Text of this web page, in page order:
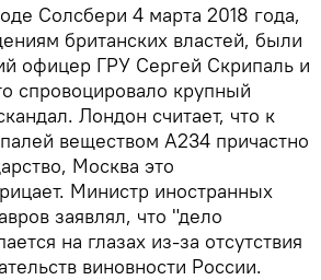
Солсбери 4 марта 2018 года,
британских властей, были
офицер ГРУ Сергей Скрипаль и
спровоцировало крупный
Лондон считает, что к
веществом А234 причастно
Москва это
Министр иностранных
заявлял, что "дело
на глазах из-за отсутствия
виновности России.